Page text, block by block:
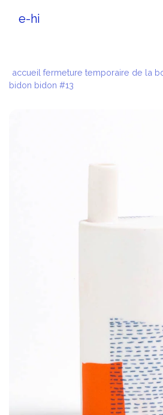
e-hi
accueil fermeture temporaire de la
bidon bidon #13